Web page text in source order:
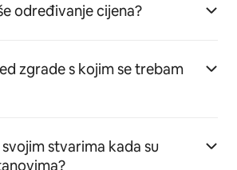
određivanje cijena?
zgrade s kojim se trebam
stvarima kada su